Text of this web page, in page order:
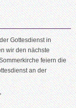
Gottesdienst in
wir den nächste
feiern die
an der